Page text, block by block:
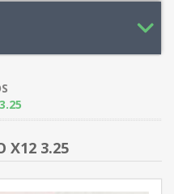
X12 3.25